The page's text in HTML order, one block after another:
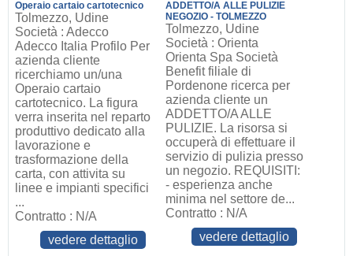
Operaio cartaio cartotecnico
Tolmezzo, Udine
Società : Adecco
Adecco Italia Profilo Per
azienda cliente
ricerchiamo un/una
Operaio cartaio
cartotecnico. La figura
verra inserita nel reparto
produttivo dedicato alla
lavorazione e
trasformazione della
carta, con attivita su
linee e impianti specifici
...
Contratto : N/A
vedere dettaglio
ADDETTO/A ALLE PULIZIE
NEGOZIO - TOLMEZZO
Tolmezzo, Udine
Società : Orienta
Orienta Spa Società
Benefit filiale di
Pordenone ricerca per
azienda cliente un
ADDETTO/A ALLE
PULIZIE. La risorsa si
occuperà di effettuare il
servizio di pulizia presso
un negozio. REQUISITI:
- esperienza anche
minima nel settore de...
Contratto : N/A
vedere dettaglio